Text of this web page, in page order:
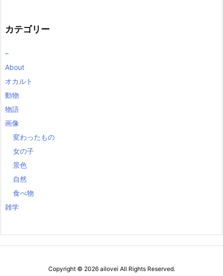
カテゴリー
–
About
オカルト
動物
物語
画像
変わったもの
女の子
景色
自然
食べ物
雑学
Copyright © 2026 ailovei All Rights Reserved.